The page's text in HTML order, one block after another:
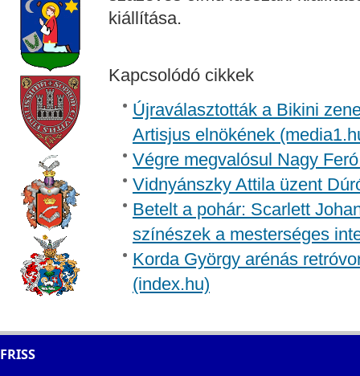
kiállítása.
Kapcsolódó cikkek
Újraválasztották a Bikini
Artisjus elnökének
Végre megvalósul Nagy
Vidnyánszky Attila üzent
Betelt a pohár: Scarlett
színészek a mesterséges
Korda György arénás
(index.hu)
FRISS